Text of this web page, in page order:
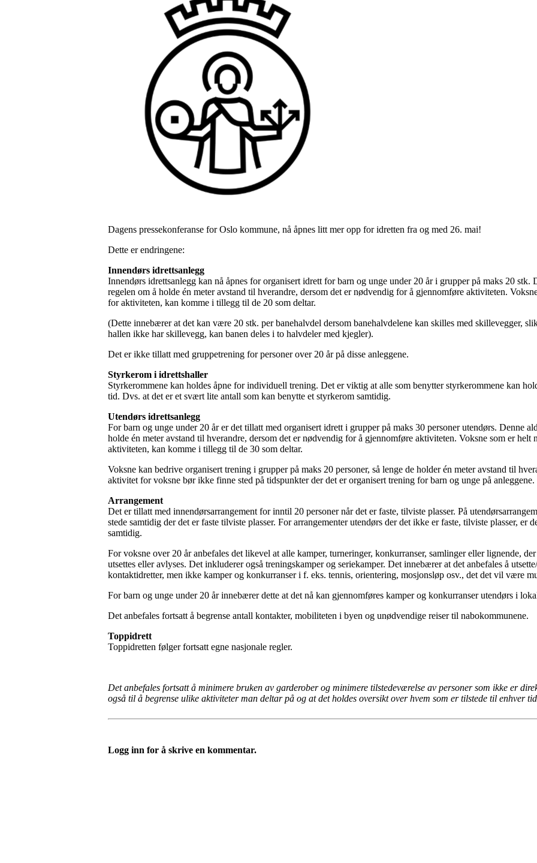
Dagens pressekonferanse for Oslo kommune, nå åpnes litt mer opp for idretten fra og med 26. mai!
Dette er endringene:
Innendørs idrettsanlegg
Innendørs idrettsanlegg kan nå åpnes for organisert idrett for barn og unge under 20 år i grupper på maks 20 stk.
regelen om å holde én meter avstand til hverandre, dersom det er nødvendig for å gjennomføre aktiviteten.
for aktiviteten, kan komme i tillegg til de 20 som deltar.
(Dette innebærer at det kan være 20 stk. per banehalvdel dersom banehalvdelene kan skilles med skillevegger,
hallen ikke har skillevegg, kan banen deles i to halvdeler med kjegler).
Det er ikke tillatt med gruppetrening for personer over 20 år på disse anleggene.
Styrkerom i idrettshaller
Styrkerommene kan holdes åpne for individuell trening. Det er viktig at alle som benytter styrkerommene kan
tid. Dvs. at det er et svært lite antall som kan benytte et styrkerom samtidig.
Utendørs idrettsanlegg
For barn og unge under 20 år er det tillatt med organisert idrett i grupper på maks 30 personer utendørs. Denne
holde én meter avstand til hverandre, dersom det er nødvendig for å gjennomføre aktiviteten. Voksne som er helt
aktiviteten, kan komme i tillegg til de 30 som deltar.
Voksne kan bedrive organisert trening i grupper på maks 20 personer, så lenge de holder én meter avstand til
aktivitet for voksne bør ikke finne sted på tidspunkter der det er organisert trening for barn og unge på anleggene.
Arrangement
Det er tillatt med innendørsarrangement for inntil 20 personer når det er faste, tilviste plasser. På
stede samtidig der det er faste tilviste plasser. For arrangementer utendørs der det ikke er faste, tilviste plasser, er
samtidig.
For voksne over 20 år anbefales det likevel at alle kamper, turneringer, konkurranser, samlinger eller lignende,
utsettes eller avlyses. Det inkluderer også treningskamper og seriekamper. Det innebærer at det anbefales å
kontaktidretter, men ikke kamper og konkurranser i f. eks. tennis, orientering, mosjonsløp osv., det det vil være
For barn og unge under 20 år innebærer dette at det nå kan gjennomføres kamper og konkurranser utendørs i
Det anbefales fortsatt å begrense antall kontakter, mobiliteten i byen og unødvendige reiser til nabokommunene.
Toppidrett
Toppidretten følger fortsatt egne nasjonale regler.
Det anbefales fortsatt å minimere bruken av garderober og minimere tilstedeværelse av personer som ikke er
også til å begrense ulike aktiviteter man deltar på og at det holdes oversikt over hvem som er tilstede til enhver
Logg inn for å skrive en kommentar.